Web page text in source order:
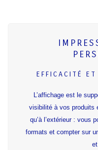
EFFICACITÉ
L’affichage est le
visibilité à vos produits
qu’à l’extérieur : vous
formats et compter sur